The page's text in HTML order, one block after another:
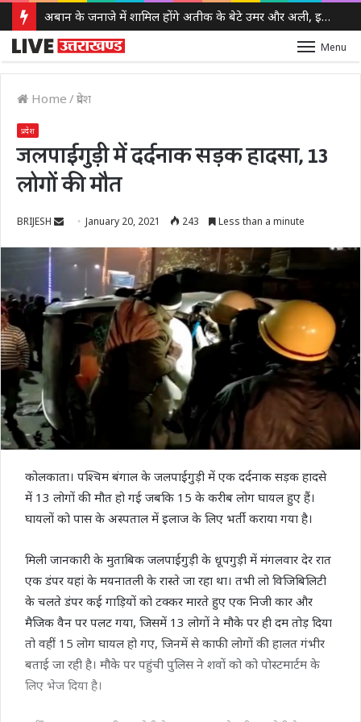
अबान के जनाजे में शामिल होंगे अतीक के बेटे उमर और अली, इलाहाबाद हाईकोर्ट ने दी पैरोल
Menu
Home /प्रदेश
प्रदेश
जलपाईगुड़ी में दर्दनाक सड़क हादसा, 13
लोगों की मौत
BRIJESH
SendJanuary 20, 2021 243 Less than a minute
कोलकाता। पश्चिम बंगाल के जलपाईगुड़ी में एक दर्दनाक सड़क हादसे
में 13 लोगों की मौत हो गई जबकि 15 के करीब लोग घायल हुए हैं।
घायलों को पास के अस्पताल में इलाज के लिए भर्ती कराया गया है।
मिली जानकारी के मुताबिक जलपाईगुड़ी के धूपगुड़ी में मंगलवार देर रात
एक डंपर यहां के मयनातली के रास्ते जा रहा था। तभी लो विजिबिलिटी
के चलते डंपर कई गाड़ियों को टक्कर मारते हुए एक निजी कार और
मैजिक वैन पर पलट गया, जिसमें 13 लोगों ने मौके पर ही दम तोड़ दिया
तो वहीं 15 लोग घायल हो गए, जिनमें से काफी लोगों की हालत गंभीर
बताई जा रही है। मौके पर पहुंची पुलिस ने शवों को को पोस्टमार्टम के
लिए भेज दिया है।